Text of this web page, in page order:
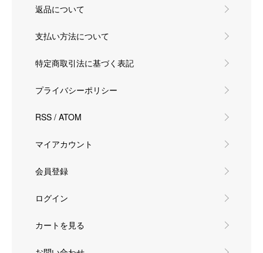
返品について
支払い方法について
特定商取引法に基づく表記
プライバシーポリシー
RSS / ATOM
マイアカウント
会員登録
ログイン
カートを見る